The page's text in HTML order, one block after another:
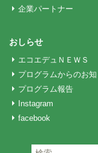
企業パートナー
おしらせ
エコエデュＮＥＷＳ
プログラムからのお
プログラム報告
Instagram
facebook
検